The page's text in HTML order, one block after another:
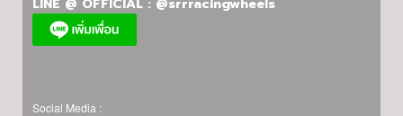
Social Media :